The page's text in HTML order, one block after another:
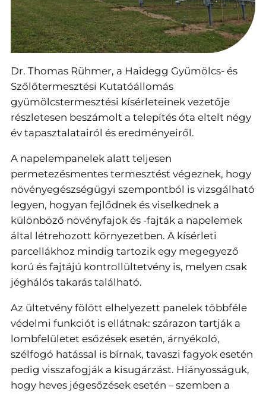
Dr. Thomas Rühmer, a Haidegg Gyümölcs- és
Szőlőtermesztési Kutatóállomás
gyümölcstermesztési kísérleteinek vezetője
részletesen beszámolt a telepítés óta eltelt négy
év tapasztalatairól és eredményeiről.
A napelempanelek alatt teljesen
permetezésmentes termesztést végeznek, hogy
növényegészségügyi szempontból is vizsgálható
legyen, hogyan fejlődnek és viselkednek a
különböző növényfajok és -fajták a napelemek
által létrehozott környezetben. A kísérleti
parcellákhoz mindig tartozik egy megegyező
korú és fajtájú kontrollültetvény is, melyen csak
jéghálós takarás található.
Az ültetvény fölött elhelyezett panelek többféle
védelmi funkciót is ellátnak: szárazon tartják a
lombfelületet esőzések esetén, árnyékoló,
szélfogó hatással is bírnak, tavaszi fagyok esetén
pedig visszafogják a kisugárzást. Hiányosságuk,
hogy heves jégesőzések esetén – szemben a